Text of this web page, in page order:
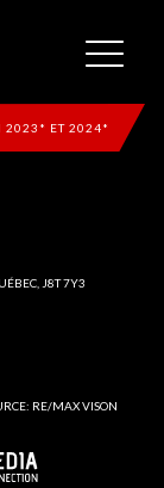
2023* ET 2024*
J8T 7Y3
RE/MAX VISON